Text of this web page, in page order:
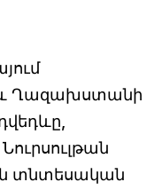
և Ղազախստանի
տնտեսական